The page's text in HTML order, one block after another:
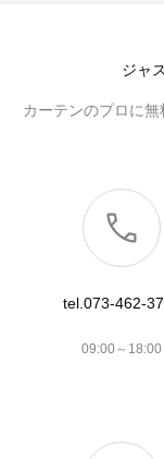
ジャ
カーテンのプロに
tel.073-462-
09:00～18:00